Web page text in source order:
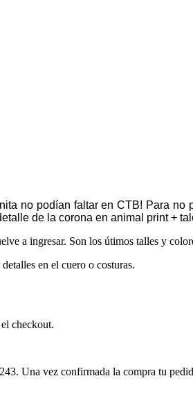
no podían faltar en CTB! Para
de la corona en animal print +
a ingresar. Son los útimos talles y
en el cuero o costuras.
checkout.
Una vez confirmada la compra tu